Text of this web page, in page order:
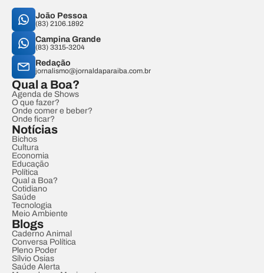
João Pessoa
(83) 2106.1892
Campina Grande
(83) 3315-3204
Redação
jornalismo@jornaldaparaiba.com.br
Qual a Boa?
Agenda de Shows
O que fazer?
Onde comer e beber?
Onde ficar?
Notícias
Bichos
Cultura
Economia
Educação
Política
Qual a Boa?
Cotidiano
Saúde
Tecnologia
Meio Ambiente
Blogs
Caderno Animal
Conversa Política
Pleno Poder
Sílvio Osias
Saúde Alerta